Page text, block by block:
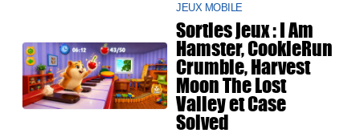
JEUX MOBILE
Sorties jeux : I Am
Hamster, CookieRun
Crumble, Harvest
Moon The Lost
Valley et Case
Solved